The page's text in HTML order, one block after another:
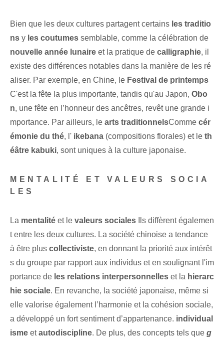
Bien que les deux cultures partagent certains les traditio
ns y les coutumes semblable, comme la célébration de
nouvelle année lunaire et‌ la pratique de calligraphie, il
existe des différences notables dans ⁣la manière⁢ de les ré
aliser. Par exemple, en Chine, le Festival de printemps
C'est la fête la plus importante, tandis qu'au Japon, Obo
n,​ une fête en l’honneur des ancêtres, revêt une grande i
mportance. Par ailleurs, le arts traditionnelsComme cér
émonie du thé, l' ikebana (compositions florales) et le th
éâtre kabuki, ‌sont uniques à la ⁢culture japonaise.
MENTALITÉ‌ ET VALEURS SOCIA
LES
La mentalité et⁤ le valeurs sociales Ils diffèrent égalemen
t entre les deux cultures. La société chinoise a tendance
à être plus collectiviste, en donnant la priorité aux intérêt
s du ⁤groupe par rapport⁣ aux⁣ individus et en soulignant l'im
portance de les relations interpersonnelles et la hierarc
hie sociale. En revanche, la société japonaise, même si
elle valorise également l’harmonie et la cohésion sociale,
a développé un fort sentiment d’appartenance. individual
isme ⁣et​autodiscipline. De plus, des concepts tels que g